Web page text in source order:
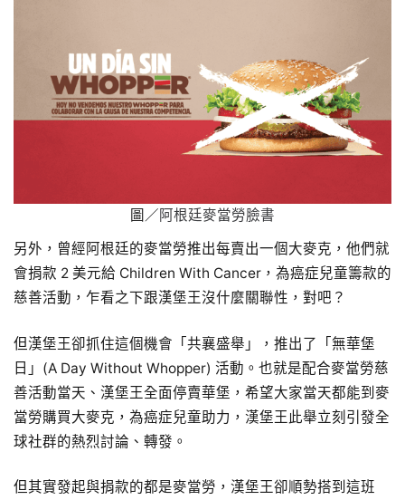
圖／ 阿根廷麥當勞臉書
另外，曾經阿根廷的麥當勞推出每賣出一個大麥克，他們就
會捐款 2 美元給 Children With Cancer，為癌症兒童籌款的
慈善活動，乍看之下跟漢堡王沒什麼關聯性，對吧？
但漢堡王卻抓住這個機會「共襄盛舉」，推出了「無華堡
日」(A Day Without Whopper) 活動。也就是配合麥當勞慈
善活動當天、漢堡王全面停賣華堡，希望大家當天都能到麥
當勞購買大麥克，為癌症兒童助力，漢堡王此舉立刻引發全
球社群的熱烈討論、轉發。
但其實發起與捐款的都是麥當勞，漢堡王卻順勢搭到這班